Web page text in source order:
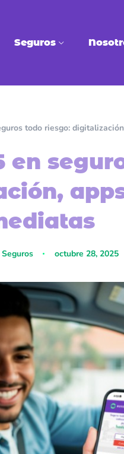
Seguros
todo riesgo:
en
Seguros octubre 28, 2025